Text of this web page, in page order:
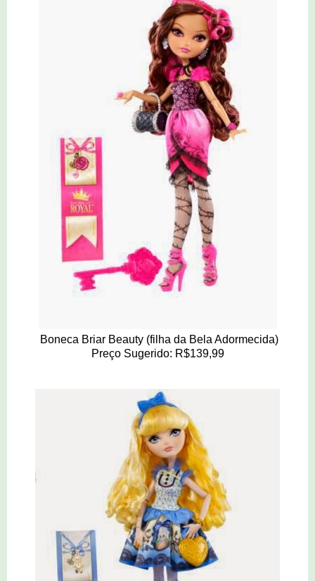
Boneca Briar Beauty (filha da Bela Adormecida)
Preço Sugerido: R$139,99